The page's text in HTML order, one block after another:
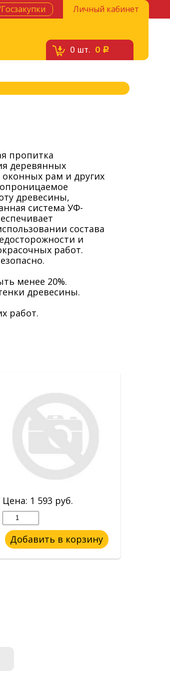
Личный кабинет
0 шт. 0 c
пропитка
деревянных
рам и других
древесины,
система УФ-
состава
и
работ.
менее 20%.
древесины.
работ.
Цена: 1 593 руб.
Добавить в корзину